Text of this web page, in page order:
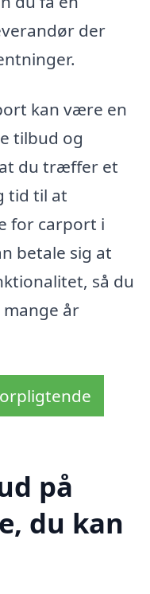
der
kan være en
tilbud og
du træffer et
tid til at
for carport i
betale sig at
så du
år
på
du kan